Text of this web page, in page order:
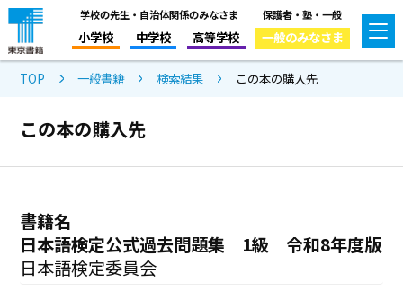
学校の先生・自治体関係のみなさま
小学校 中学校 高等学校
保護者・塾・一般
一般のみなさま
TOP 一般書籍 検索結果 この本の購入先
この本の購入先
書籍名
日本語検定公式過去問題集 1級 令和8年度版
日本語検定委員会